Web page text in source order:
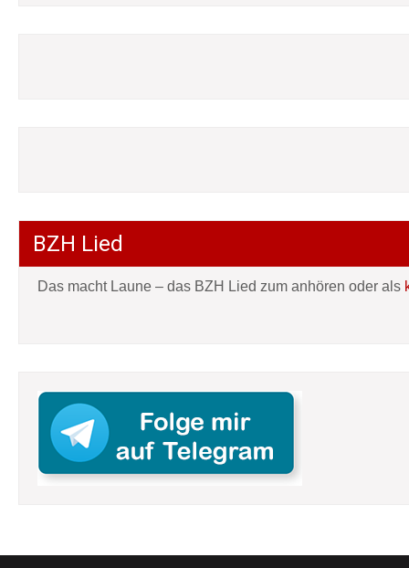
BZH Lied
Das macht Laune – das BZH Lied zum anhören oder als